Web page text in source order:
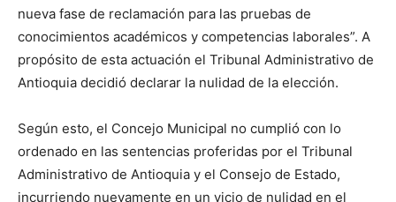
nueva fase de reclamación para las pruebas de
conocimientos académicos y competencias laborales”. A
propósito de esta actuación el Tribunal Administrativo de
Antioquia decidió declarar la nulidad de la elección.
Según esto, el Concejo Municipal no cumplió con lo
ordenado en las sentencias proferidas por el Tribunal
Administrativo de Antioquia y el Consejo de Estado,
incurriendo nuevamente en un vicio de nulidad en el